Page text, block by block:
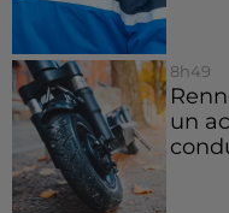
8h49
un